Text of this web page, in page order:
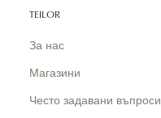
TEILOR
За нас
Магазини
Често задавани въпроси